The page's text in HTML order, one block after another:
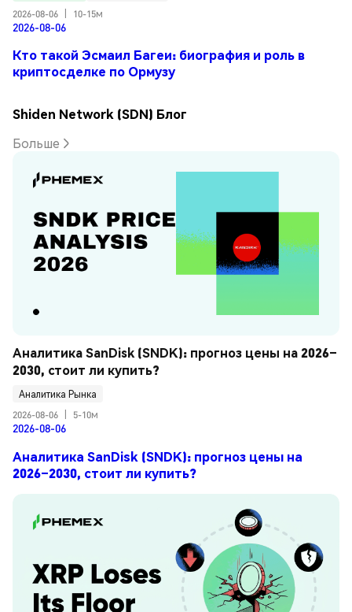
2026-08-06
10-15м
2026-08-06
Кто такой Эсмаил Багеи: биография и роль в
криптосделке по Ормузу
Shiden Network (SDN) Блог
Больше
Аналитика SanDisk (SNDK): прогноз цены на 2026–
2030, стоит ли купить?
Аналитика Рынка
2026-08-06
5-10м
2026-08-06
Аналитика SanDisk (SNDK): прогноз цены на
2026–2030, стоит ли купить?